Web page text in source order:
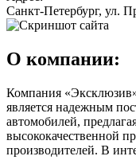
Санкт-Петербург, ул.
О компании:
Компания
является надежным
автомобилей,
высококачественной
производителей. В